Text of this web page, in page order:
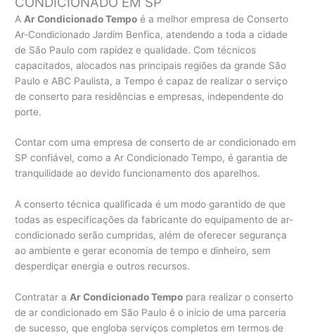
A Ar Condicionado Tempo é a melhor empresa de Conserto
Ar-Condicionado Jardim Benfica, atendendo a toda a cidade
de São Paulo com rapidez e qualidade. Com técnicos
capacitados, alocados nas principais regiões da grande São
Paulo e ABC Paulista, a Tempo é capaz de realizar o serviço
de conserto para residências e empresas, independente do
porte.
Contar com uma empresa de conserto de ar condicionado em
SP confiável, como a Ar Condicionado Tempo, é garantia de
tranquilidade ao devido funcionamento dos aparelhos.
A conserto técnica qualificada é um modo garantido de que
todas as especificações da fabricante do equipamento de ar-
condicionado serão cumpridas, além de oferecer segurança
ao ambiente e gerar economia de tempo e dinheiro, sem
desperdiçar energia e outros recursos.
Contratar a Ar Condicionado Tempo para realizar o conserto
de ar condicionado em São Paulo é o início de uma parceria
de sucesso, que engloba serviços completos em termos de